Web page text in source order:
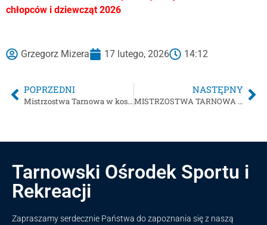
chłopców i dziewcząt 2026
Grzegorz Mizera 17 lutego, 2026 14:12
POPRZEDNI
Mistrzostwa Tarnowa w koszykówce kategoria Igrzyska Dzieci i Igrzyska Młodzieży Szkolnej
NASTĘPNY
MISTRZOSTWA TARNOWA – PŁYWANIE INDYWIDUALNE I SZTAFETOWE
Tarnowski Ośrodek Sportu i
Rekreacji
Zapraszamy serdecznie Państwa do zapoznania się z naszą